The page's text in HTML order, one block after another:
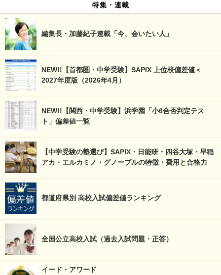
特集・連載
編集長・加藤紀子連載「今、会いたい人」
NEW!!【首都圏・中学受験】SAPIX 上位校偏差値＜
2027年度版（2026年4月）
NEW!!【関西・中学受験】浜学園「小6合否判定テス
ト」偏差値一覧
【中学受験の塾選び】SAPIX・日能研・四谷大塚・早稲
アカ・エルカミノ・グノーブルの特徴・費用と合格力
都道府県別 高校入試偏差値ランキング
全国公立高校入試（過去入試問題・正答）
イード・アワード